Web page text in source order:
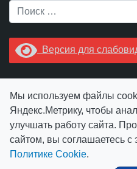
Поиск
Версия для
Ctrl+Enter.
Мы используем файлы
Яндекс.Метрику, чтобы
улучшать работу сайта.
сайтом, вы соглашаетесь с
Политике Cookie.